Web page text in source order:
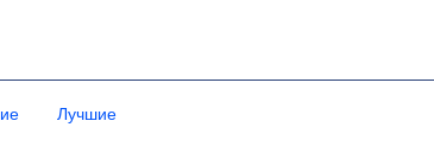
Лучшие